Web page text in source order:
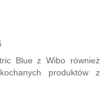
Blue z Wibo również
produktów z